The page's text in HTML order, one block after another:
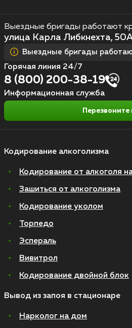
Кодирование алкоголизма
Кодирование от алкоголя
Зашиться от алкоголизма
Кодирование уколом
Торпедо
Эспераль
Вивитрол
Кодирование двойной блок
Вывод из запоя в стационаре
Нарколог на дом
Выездные бригады работают
улица Карла Либкнехта,
Выездные бригады
Горячая линия 24/7
8 (800) 200-38-19
Информационная служба
Перезвоните